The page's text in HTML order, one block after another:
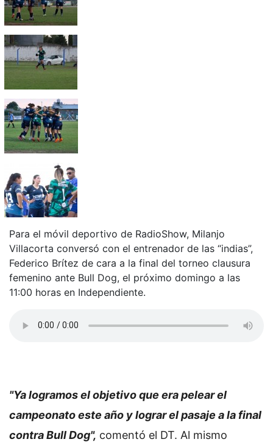
Para el móvil deportivo de RadioShow, Milanjo
Villacorta conversó con el entrenador de las “indias”,
Federico Brítez de cara a la final del torneo clausura
femenino ante Bull Dog, el próximo domingo a las
11:00 horas en Independiente.
"Ya logramos el objetivo que era pelear el
campeonato este año y lograr el pasaje a la final
contra Bull Dog", comentó el DT. Al mismo